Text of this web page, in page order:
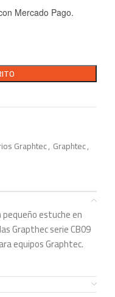
Mercado Pago.
Graphtec, Graphtec,
pequeño estuche en
Grapthec serie CB09
equipos Graphtec.